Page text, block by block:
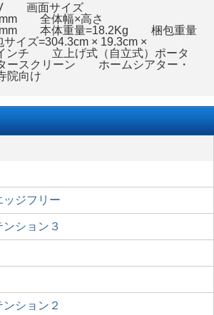
画面サイズ
全体幅×高さ
本体重量=18.2Kg 梱包重量
ズ=304.3cm × 19.3cm ×
チ 立上げ式（自立式）ポータ
ースクリーン ホームシアター・
院向け
ッジフリー
ション３
ション２